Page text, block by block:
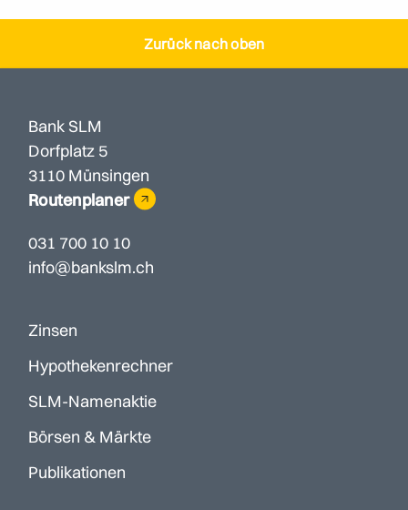
Zurück nach oben
Bank SLM
Dorfplatz 5
3110 Münsingen
Routenplaner
031 700 10 10
info@bankslm.ch
Zinsen
Hypothekenrechner
SLM-Namenaktie
Börsen & Märkte
Publikationen